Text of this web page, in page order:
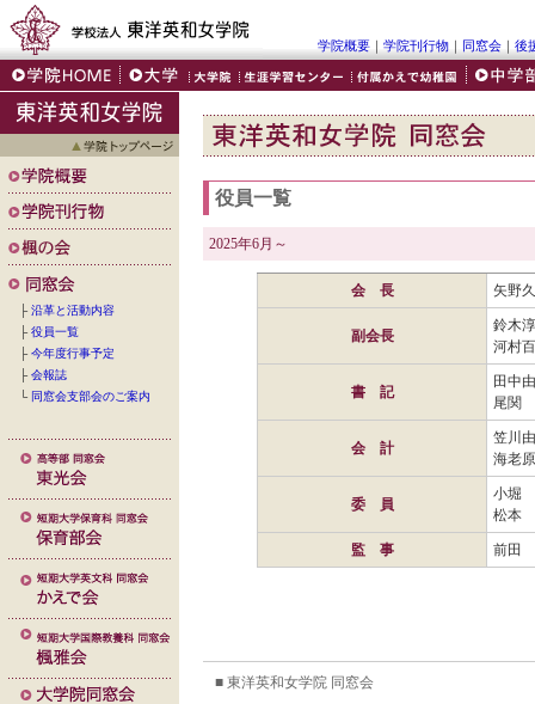
学院概要 ｜ 学院刊行物 ｜ 同窓会 ｜ 後
├ 沿革と活動内容
├ 役員一覧
├ 今年度行事予定
├ 会報誌
└ 同窓会支部会のご案内
役員一覧
2025年6月～
会 長 矢野
副会長
鈴木
河村
書 記
田中
尾関
会 計
笠川
海老
委 員
小堀
松本
監 事 前田
■ 東洋英和女学院 同窓会